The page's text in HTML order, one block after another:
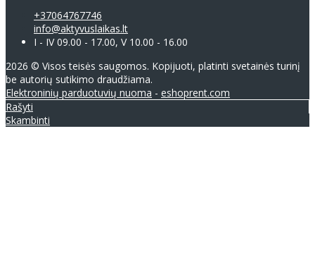
+37064767746
info@aktyvuslaikas.lt
I - IV 09.00 - 17.00, V 10.00 - 16.00
2026 © Visos teisės saugomos. Kopijuoti, platinti svetainės turinį
be autorių sutikimo draudžiama.
Elektroninių parduotuvių nuoma - eshoprent.com
Rašyti
Skambinti